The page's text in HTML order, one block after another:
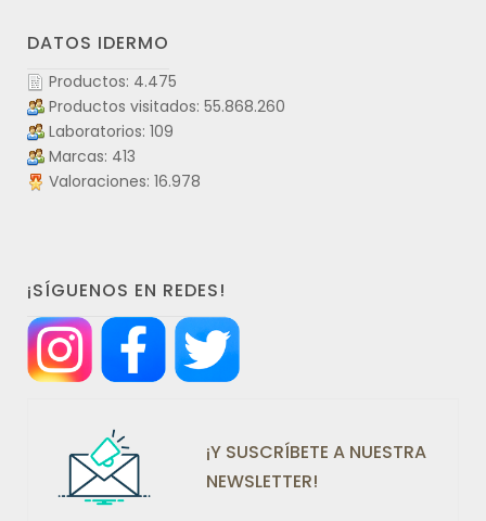
DATOS IDERMO
Productos: 4.475
Productos visitados: 55.868.260
Laboratorios: 109
Marcas: 413
Valoraciones: 16.978
¡SÍGUENOS EN REDES!
¡Y SUSCRÍBETE A NUESTRA
NEWSLETTER!